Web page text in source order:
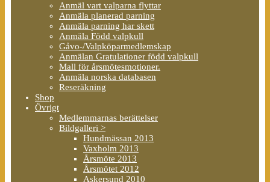
Anmäl vart valparna flyttar
Anmäla planerad parning
Anmäla parning har skett
Anmäla Född valpkull
Gåvo-/Valpköparmedlemskap
Anmälan Gratulationer född valpkull
Mall för årsmötesmotioner.
Anmäla norska databasen
Reseräkning
Shop
Övrigt
Medlemmarnas berättelser
Bildgalleri >
Hundmässan 2013
Vaxholm 2013
Årsmöte 2013
Årsmötet 2012
Askersund 2010